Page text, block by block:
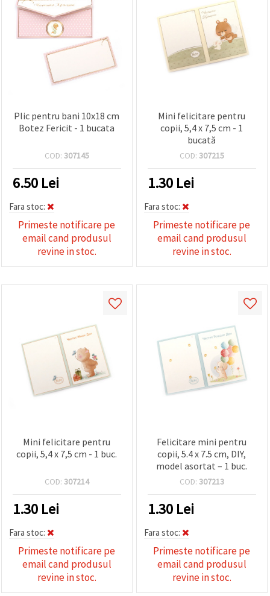
Plic pentru bani 10x18 cm
Botez Fericit - 1 bucata
COD: 307145
6.50 Lei
Fara stoc:
Primeste notificare pe
email cand produsul
revine in stoc.
Mini felicitare pentru
copii, 5,4 x 7,5 cm - 1
bucată
COD: 307215
1.30 Lei
Fara stoc:
Primeste notificare pe
email cand produsul
revine in stoc.
Mini felicitare pentru
copii, 5,4 x 7,5 cm - 1 buc.
COD: 307214
1.30 Lei
Fara stoc:
Primeste notificare pe
email cand produsul
revine in stoc.
Felicitare mini pentru
copii, 5.4 x 7.5 cm, DIY,
model asortat – 1 buc.
COD: 307213
1.30 Lei
Fara stoc:
Primeste notificare pe
email cand produsul
revine in stoc.